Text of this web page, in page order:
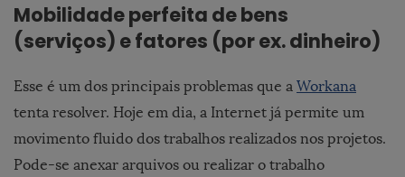
Mobilidade perfeita de bens
(serviços) e fatores (por ex. dinheiro)
Esse é um dos principais problemas que a Workana
tenta resolver. Hoje em dia, a Internet já permite um
movimento fluido dos trabalhos realizados nos projetos.
Pode-se anexar arquivos ou realizar o trabalho